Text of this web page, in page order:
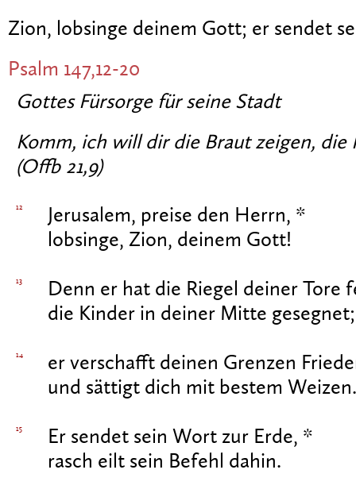
Zion, lobsinge deinem Gott; er sendet
Psalm 147,12-20
Gottes Fürsorge für seine Stadt
Komm, ich will dir die Braut zeigen, die
(Offb 21,9)
12
Jerusalem, preise den Herrn, *
lobsinge, Zion, deinem Gott!
13
Denn er hat die Riegel deiner Tore
die Kinder in deiner Mitte gesegnet;
14
er verschafft deinen Grenzen
und sättigt dich mit bestem Weizen.
15
Er sendet sein Wort zur Erde, *
rasch eilt sein Befehl dahin.